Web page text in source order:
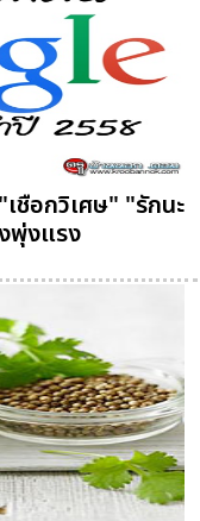
ชือกวิเศษ" "รักนะ
พุ่งแรง